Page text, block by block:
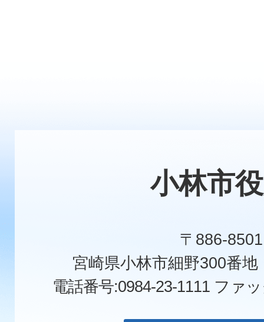
小林市
〒886-8501
宮崎県小林市細野300番
電話番号:0984-23-1111 ファ